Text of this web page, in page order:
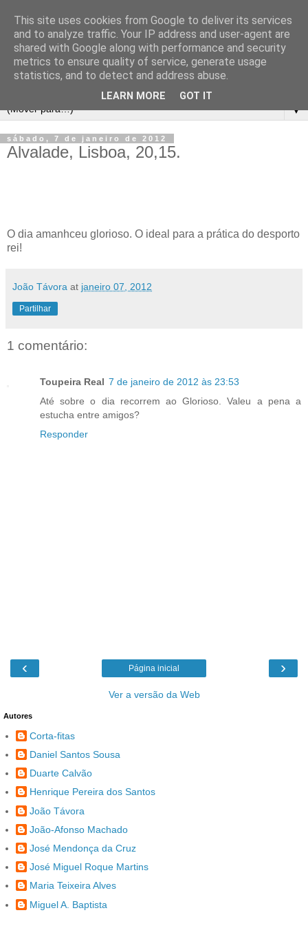
▼
sábado, 7 de janeiro de 2012
Alvalade, Lisboa, 20,15.
O dia amanhceu glorioso. O ideal para a prática do desporto
rei!
João Távora at janeiro 07, 2012
Partilhar
1 comentário:
Toupeira Real 7 de janeiro de 2012 às 23:53
Até sobre o dia recorrem ao Glorioso. Valeu a pena a
estucha entre amigos?
Responder
‹ ›
Página inicial
Ver a versão da Web
Autores
Corta-fitas
Daniel Santos Sousa
Duarte Calvão
Henrique Pereira dos Santos
João Távora
João-Afonso Machado
José Mendonça da Cruz
José Miguel Roque Martins
Maria Teixeira Alves
Miguel A. Baptista
This site uses cookies from Google to deliver its services
and to analyze traffic. Your IP address and user-agent are
shared with Google along with performance and security
metrics to ensure quality of service, generate usage
statistics, and to detect and address abuse.
LEARN MORE GOT IT